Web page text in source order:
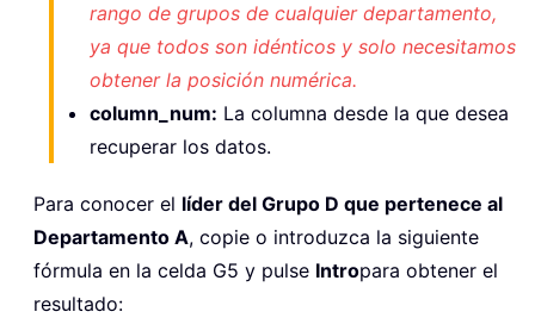
rango de grupos de cualquier departamento,
ya que todos son idénticos y solo necesitamos
obtener la posición numérica.
column_num: La columna desde la que desea
recuperar los datos.
Para conocer el líder del Grupo D que pertenece al
Departamento A, copie o introduzca la siguiente
fórmula en la celda G5 y pulse Intropara obtener el
resultado: